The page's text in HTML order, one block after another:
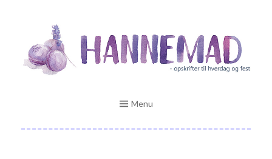
content
HANNEMAD.DK
Opskrifter til hverdag og fest
Menu